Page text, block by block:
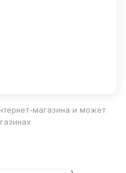
магазина и может